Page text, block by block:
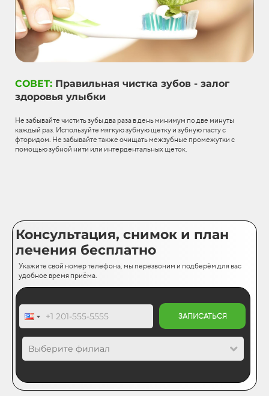
СОВЕТ: Правильная чистка зубов - залог
здоровья улыбки
Не забывайте чистить зубы два раза в день минимум по две минуты
каждый раз. Используйте мягкую зубную щетку и зубную пасту с
фторидом. Не забывайте также очищать межзубные промежутки с
помощью зубной нити или интердентальных щеток.
Консультация, снимок и план
лечения бесплатно
Укажите свой номер телефона, мы перезвоним и подберём для вас
удобное время приёма.
ЗАПИСАТЬСЯ
Выберите филиал